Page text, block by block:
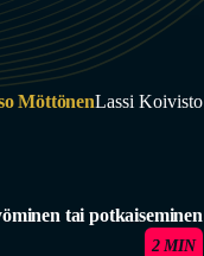
MöttönenLassi Koivisto
tai potkaiseminen
2 MIN